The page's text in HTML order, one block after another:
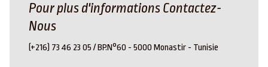
Pour plus d'informations Contactez-
Nous
(+216) 73 46 23 05 / BP.N°60 - 5000 Monastir - Tunisie